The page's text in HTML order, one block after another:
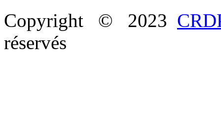
Copyright © 2023
réservés